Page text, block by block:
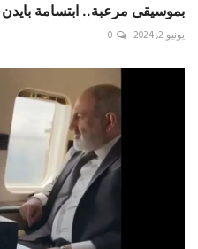
بموسيقى مرعبة.. ابتسامة
يونيو 2, 2024 0